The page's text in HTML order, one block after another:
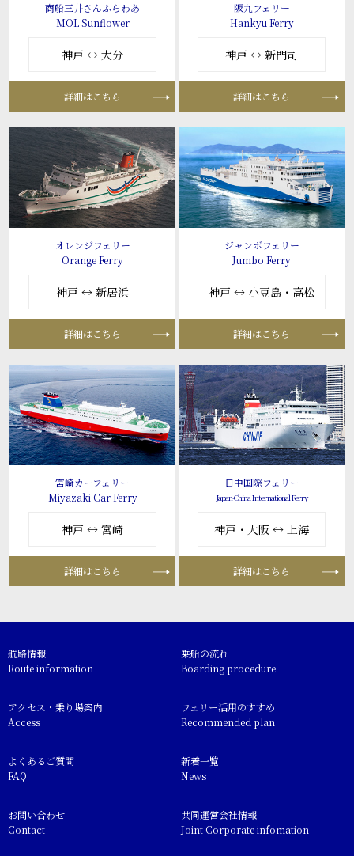
商船三井さんふらわあ
MOL Sunflower
神戸 ↔ 大分
詳細はこちら
阪九フェリー
Hankyu Ferry
神戸 ↔ 新門司
詳細はこちら
オレンジフェリー
Orange Ferry
神戸 ↔ 新居浜
詳細はこちら
ジャンボフェリー
Jumbo Ferry
神戸 ↔ 小豆島・高松
詳細はこちら
宮崎カーフェリー
Miyazaki Car Ferry
神戸 ↔ 宮崎
詳細はこちら
日中国際フェリー
Japan-China International Ferry
神戸・大阪 ↔ 上海
詳細はこちら
航路情報
Route information
乗船の流れ
Boarding procedure
アクセス・乗り場案内
Access
フェリー活用のすすめ
Recommended plan
よくあるご質問
FAQ
新着一覧
News
お問い合わせ
Contact
共同運営会社情報
Joint Corporate infomation